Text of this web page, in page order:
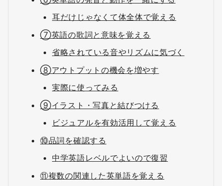
耳だけじゃなくて体全体で覚える
⑦英語の歌詞と意味を覚える
省略されている音やリズムに気づく
⑧アウトプットの機会を増やす
実際に使ってみる
⑨イラスト・写真と結びつける
ビジュアルを有効活用して覚える
⑩品詞を確認する
中学英語レベルでよいので復習
⑪複数の関連した英単語を覚える